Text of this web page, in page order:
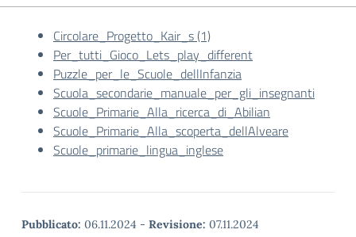
Circolare_Progetto_Kair_s (1)
Per_tutti_Gioco_Lets_play_different
Puzzle_per_le_Scuole_dellInfanzia
Scuola_secondarie_manuale_per_gli_insegnanti
Scuole_Primarie_Alla_ricerca_di_Abilian
Scuole_Primarie_Alla_scoperta_dellAlveare
Scuole_primarie_lingua_inglese
Pubblicato: 06.11.2024 - Revisione: 07.11.2024